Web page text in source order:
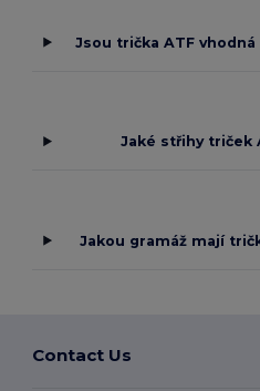
Jsou trička ATF
Jaké střihy triček
Jakou gramáž mají
Contact Us